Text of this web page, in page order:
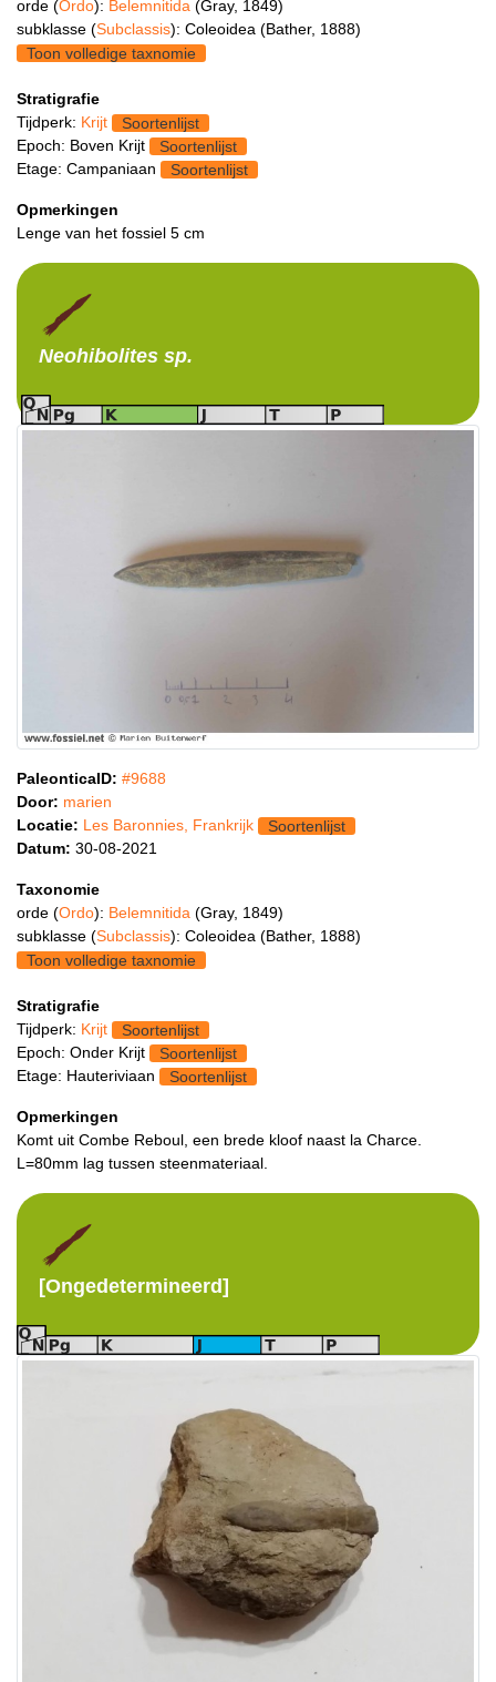
orde (Ordo): Belemnitida (Gray, 1849)
subklasse (Subclassis): Coleoidea (Bather, 1888)
Toon volledige taxnomie
Stratigrafie
Tijdperk: Krijt
Soortenlijst
Epoch: Boven Krijt
Soortenlijst
Etage: Campaniaan
Soortenlijst
Opmerkingen
Lenge van het fossiel 5 cm
Neohibolites sp.
PaleonticaID: #9688
Door: marien
Locatie: Les Baronnies, Frankrijk
Soortenlijst
Datum: 30-08-2021
Taxonomie
orde (Ordo): Belemnitida (Gray, 1849)
subklasse (Subclassis): Coleoidea (Bather, 1888)
Toon volledige taxnomie
Stratigrafie
Tijdperk: Krijt
Soortenlijst
Epoch: Onder Krijt
Soortenlijst
Etage: Hauteriviaan
Soortenlijst
Opmerkingen
Komt uit Combe Reboul, een brede kloof naast la Charce.
L=80mm lag tussen steenmateriaal.
[Ongedetermineerd]